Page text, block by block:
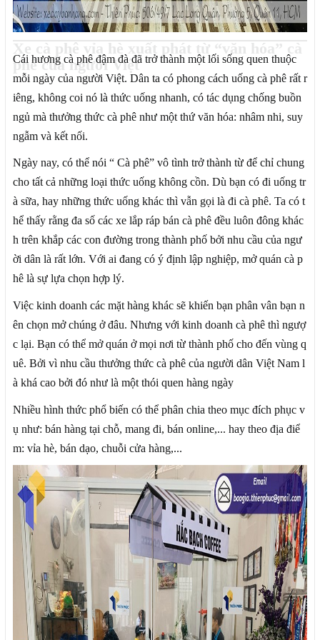
Xe cà phê vỉa hè xuất phát từ “văn hóa” cà
phê của người Việt
Cái hương cà phê đậm đà đã trở thành một lối sống quen thuộc
mỗi ngày của người Việt. Dân ta có phong cách uống cà phê rất r
iêng, không coi nó là thức uống nhanh, có tác dụng chống buồn
ngủ mà thưởng thức cà phê như một thứ văn hóa: nhâm nhi, suy
ngẫm và kết nối.
Ngày nay, có thể nói “ Cà phê” vô tình trở thành từ để chỉ chung
cho tất cả những loại thức uống không cồn. Dù bạn có đi uống tr
à sữa, hay những thức uống khác thì vẫn gọi là đi cà phê. Ta có t
hể thấy rằng đa số các xe lắp ráp bán cà phê đều luôn đông khác
h trên khắp các con đường trong thành phố bởi nhu cầu của ngư
ời dân là rất lớn. Với ai đang có ý định lập nghiệp, mở quán cà p
hê là sự lựa chọn hợp lý.
Việc kinh doanh các mặt hàng khác sẽ khiến bạn phân vân bạn n
ên chọn mở chúng ở đâu. Nhưng với kinh doanh cà phê thì ngượ
c lại. Bạn có thể mở quán ở mọi nơi từ thành phố cho đến vùng q
uê. Bởi vì nhu cầu thưởng thức cà phê của người dân Việt Nam l
à khá cao bởi đó như là một thói quen hàng ngày
Nhiều hình thức phổ biến có thể phân chia theo mục đích phục v
ụ như: bán hàng tại chỗ, mang đi, bán online,... hay theo địa điể
m: vỉa hè, bán dạo, chuỗi cửa hàng,...